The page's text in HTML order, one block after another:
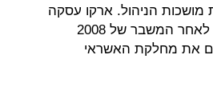
הניהול. ארקו עסקה
בפעילות השקעות ומימון ליזמי נדל"ן בארה"ב ובגרמניה. לאחר המשבר של 2008
את מחלקת האשראי